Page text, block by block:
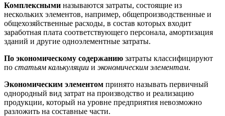
Комплексными называются затраты, состоящие из
нескольких элементов, например, общепроизводственные и
общехозяйственные расходы, в состав которых входит
заработная плата соответствующего персонала, амортизация
зданий и другие одноэлементные затраты.
По экономическому содержанию затраты классифицируют
по статьям калькуляции и экономическим элементам.
Экономическим элементом принято называть первичный
однородный вид затрат на производство и реализацию
продукции, который на уровне предприятия невозможно
разложить на составные части.